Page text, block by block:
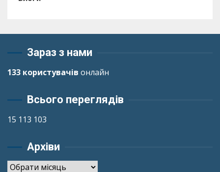
Зараз з нами
133 користувачів онлайн
Всього переглядів
15 113 103
Архіви
Архіви